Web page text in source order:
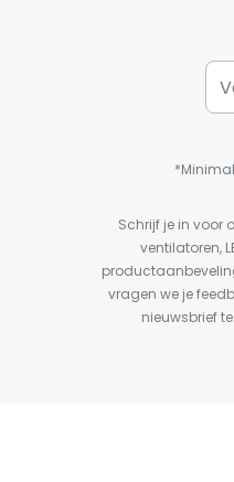
Schrijf je in voor
ventilatoren,
vragen we je
nieuwsbrief